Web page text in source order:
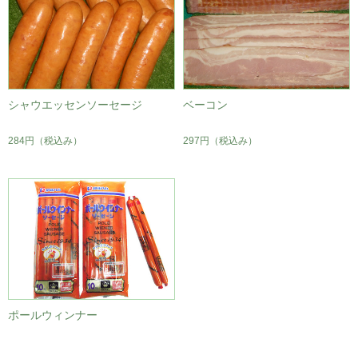
シャウエッセンソーセージ
284円 （税込み）
ベーコン
297円 （税込み）
ポールウィンナー